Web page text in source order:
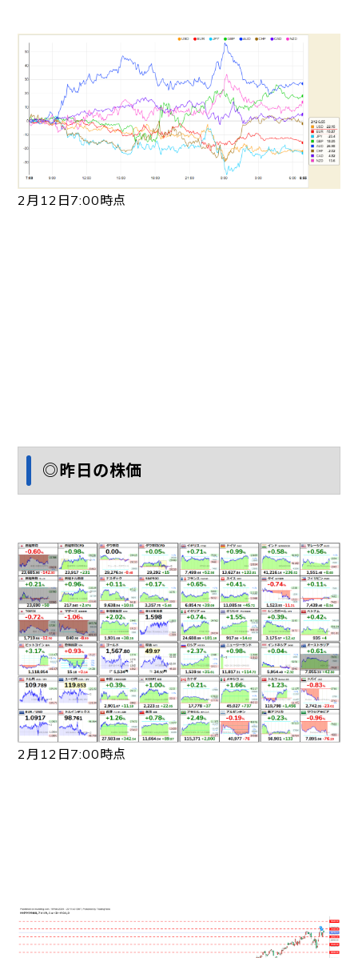
2月12日7:00時点
◎昨日の株価
2月12日7:00時点